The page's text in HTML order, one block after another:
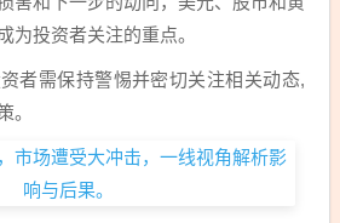
为投资者关注的重点。
者需保持警惕并密切关注相关动态,
。